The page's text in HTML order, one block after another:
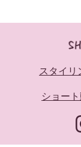
スタイリ
ショー